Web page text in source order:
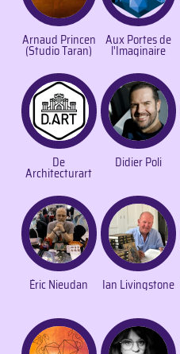
Arnaud Princen
(Studio Taran)
Aux Portes de
l'Imaginaire
De
Architecturart
Didier Poli
Éric Nieudan Ian Livingstone